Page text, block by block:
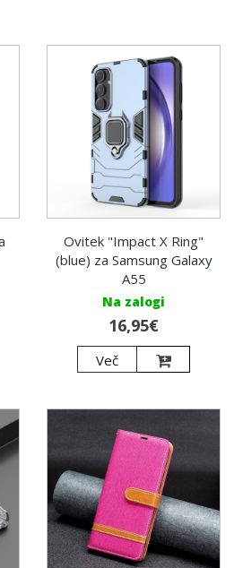
Ovitek "Impact X Ring"
(blue) za Samsung Galaxy
A55
Na zalogi
16,95€
Več